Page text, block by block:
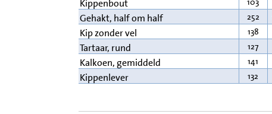
Kippenbout
Gehakt, half om half 252
Kip zonder vel 138
Tartaar, rund 127
Kalkoen, gemiddeld 141
Kippenlever 132